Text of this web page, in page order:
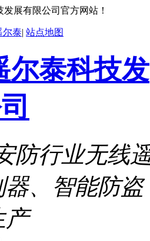
展有限公司官方网站！
尔泰| 站点地图